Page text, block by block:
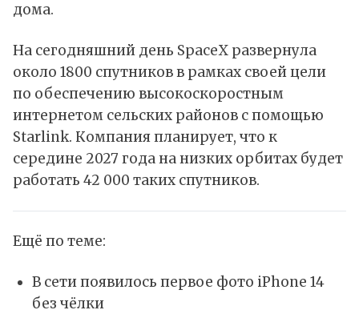
дома.
На сегодняшний день SpaceX развернула
около 1800 спутников в рамках своей цели
по обеспечению высокоскоростным
интернетом сельских районов с помощью
Starlink. Компания планирует, что к
середине 2027 года на низких орбитах будет
работать 42 000 таких спутников.
Ещё по теме:
В сети появилось первое фото iPhone 14
без чёлки